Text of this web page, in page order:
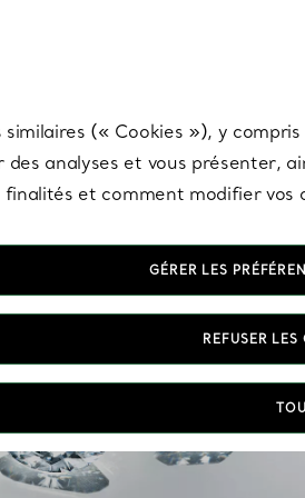
(« Cookies »), y
analyses et vous présenter,
finalités et comment modifier
GÉRER LES
REFUSER